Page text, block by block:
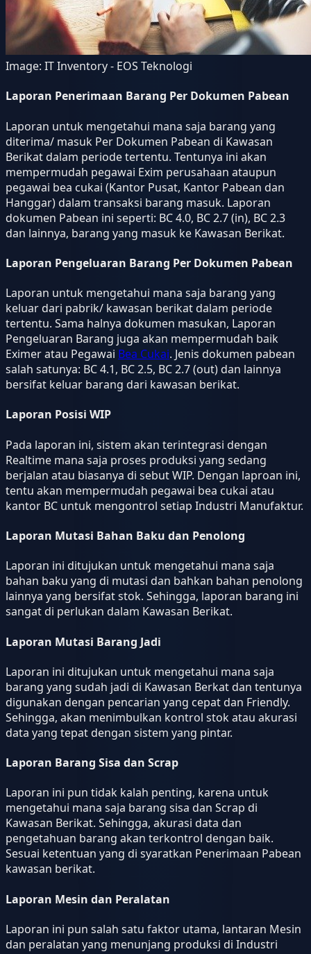
Image: IT Inventory - EOS Teknologi
Laporan Penerimaan Barang Per Dokumen Pabean
Laporan untuk mengetahui mana saja barang yang
diterima/ masuk Per Dokumen Pabean di Kawasan
Berikat dalam periode tertentu. Tentunya ini akan
mempermudah pegawai Exim perusahaan ataupun
pegawai bea cukai (Kantor Pusat, Kantor Pabean dan
Hanggar) dalam transaksi barang masuk. Laporan
dokumen Pabean ini seperti: BC 4.0, BC 2.7 (in), BC 2.3
dan lainnya, barang yang masuk ke Kawasan Berikat.
Laporan Pengeluaran Barang Per Dokumen Pabean
Laporan untuk mengetahui mana saja barang yang
keluar dari pabrik/ kawasan berikat dalam periode
tertentu. Sama halnya dokumen masukan, Laporan
Pengeluaran Barang juga akan mempermudah baik
Eximer atau Pegawai Bea Cukai. Jenis dokumen pabean
salah satunya: BC 4.1, BC 2.5, BC 2.7 (out) dan lainnya
bersifat keluar barang dari kawasan berikat.
Laporan Posisi WIP
Pada laporan ini, sistem akan terintegrasi dengan
Realtime mana saja proses produksi yang sedang
berjalan atau biasanya di sebut WIP. Dengan laproan ini,
tentu akan mempermudah pegawai bea cukai atau
kantor BC untuk mengontrol setiap Industri Manufaktur.
Laporan Mutasi Bahan Baku dan Penolong
Laporan ini ditujukan untuk mengetahui mana saja
bahan baku yang di mutasi dan bahkan bahan penolong
lainnya yang bersifat stok. Sehingga, laporan barang ini
sangat di perlukan dalam Kawasan Berikat.
Laporan Mutasi Barang Jadi
Laporan ini ditujukan untuk mengetahui mana saja
barang yang sudah jadi di Kawasan Berkat dan tentunya
digunakan dengan pencarian yang cepat dan Friendly.
Sehingga, akan menimbulkan kontrol stok atau akurasi
data yang tepat dengan sistem yang pintar.
Laporan Barang Sisa dan Scrap
Laporan ini pun tidak kalah penting, karena untuk
mengetahui mana saja barang sisa dan Scrap di
Kawasan Berikat. Sehingga, akurasi data dan
pengetahuan barang akan terkontrol dengan baik.
Sesuai ketentuan yang di syaratkan Penerimaan Pabean
kawasan berikat.
Laporan Mesin dan Peralatan
Laporan ini pun salah satu faktor utama, lantaran Mesin
dan peralatan yang menunjang produksi di Industri